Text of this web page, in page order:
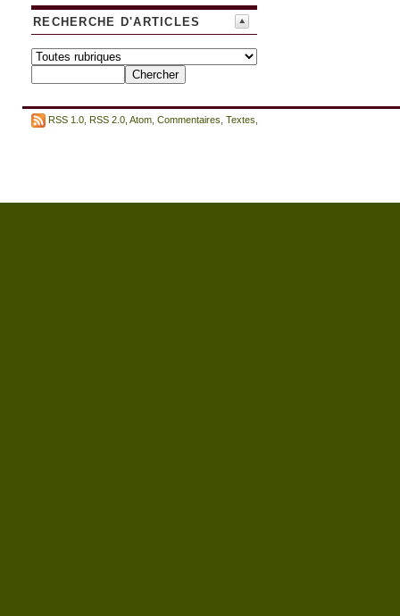
RECHERCHE D'ARTICLES
RSS 1.0 RSS 2.0 Atom Commentaires Textes